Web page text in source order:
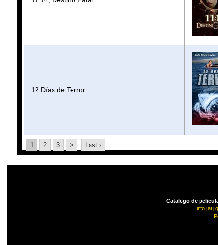
12 Días de Terror
1 2 3 > Last ›
Catalogo de
info [at]